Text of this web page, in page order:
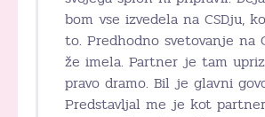
bom vse izvedela na CSDju,
to. Predhodno svetovanje na
že imela. Partner je tam
pravo dramo. Bil je glavni
Predstavljal me je kot